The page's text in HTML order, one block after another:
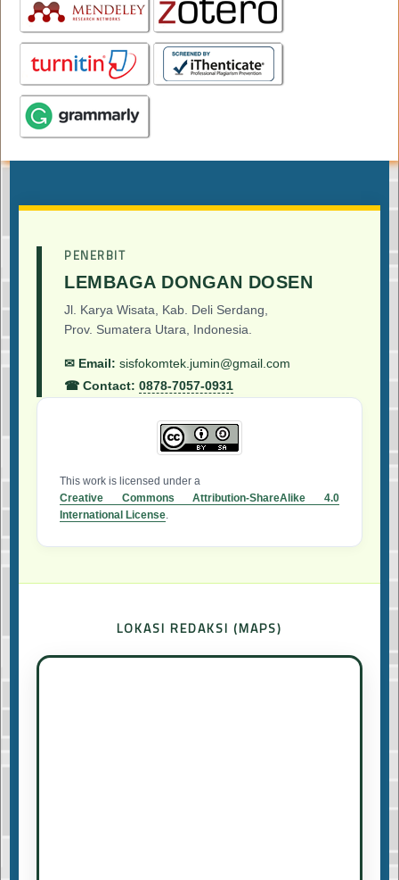
PENERBIT
LEMBAGA DONGAN DOSEN
Jl. Karya Wisata, Kab. Deli Serdang,
Prov. Sumatera Utara, Indonesia.
✉ Email: sisfokomtek.jumin@gmail.com
☎ Contact: 0878-7057-0931
This work is licensed under a
Creative Commons Attribution-ShareAlike 4.0
International License
LOKASI REDAKSI (MAPS)